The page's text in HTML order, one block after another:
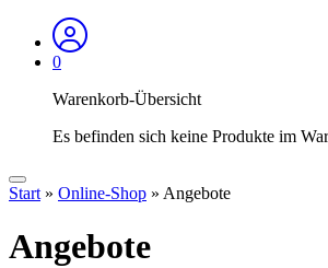
0
Warenkorb-Übersicht
Es befinden sich keine Produkte im
Start » Online-Shop » Angebote
Angebote